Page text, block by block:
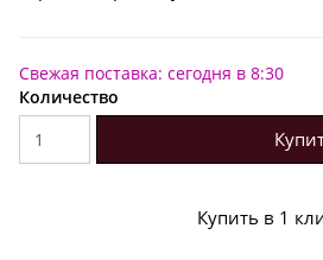
Свежая поставка: сегодня в 8:30
Количество
Купить в 1